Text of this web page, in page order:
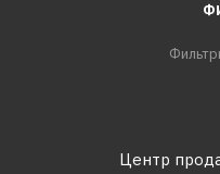
Центр